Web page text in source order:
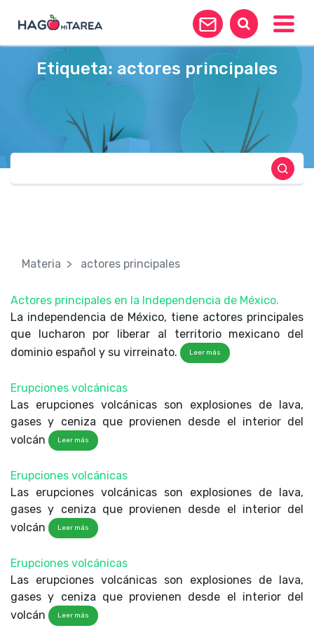
Etiqueta: actores principales
Materia actores principales
Actores principales en la Independencia de México.
La independencia de México, tiene actores principales
que lucharon por liberar al territorio mexicano del
dominio español y su virreinato.
Leer más
Erupciones volcánicas
Las erupciones volcánicas son explosiones de lava,
gases y ceniza que provienen desde el interior del
volcán
Leer más
Erupciones volcánicas
Las erupciones volcánicas son explosiones de lava,
gases y ceniza que provienen desde el interior del
volcán
Leer más
Erupciones volcánicas
Las erupciones volcánicas son explosiones de lava,
gases y ceniza que provienen desde el interior del
volcán
Leer más